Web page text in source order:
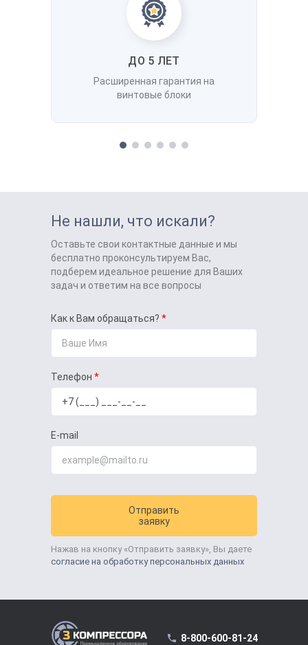
ДО 5 ЛЕТ
Расширенная гарантия на
винтовые блоки
Не нашли, что искали?
Оставьте свои контактные данные и мы
бесплатно проконсультируем Вас,
подберем идеальное решение для Ваших
задач и ответим на все вопросы
Как к Вам обращаться?
Телефон
E-mail
Отправить
заявку
Нажав на кнопку «Отправить заявку», Вы даете
согласие на обработку персональных данных
8-800-600-81-24